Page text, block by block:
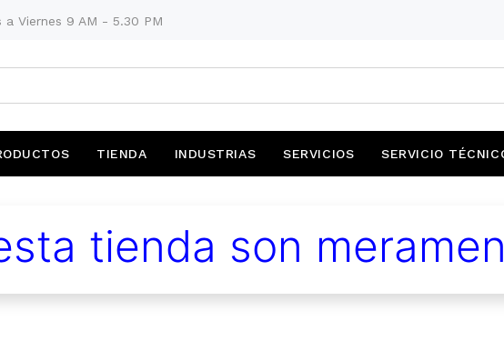
a Viernes 9 AM - 5.30 PM
TIENDA INDUSTRIAS SERVICIOS SERVICIO
tienda son